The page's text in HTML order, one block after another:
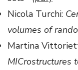
Nicola Turchi:
volumes of
Martina
MICrostructures